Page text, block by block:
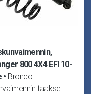
800 4X4 EFI 10-
Bronco
taakse.